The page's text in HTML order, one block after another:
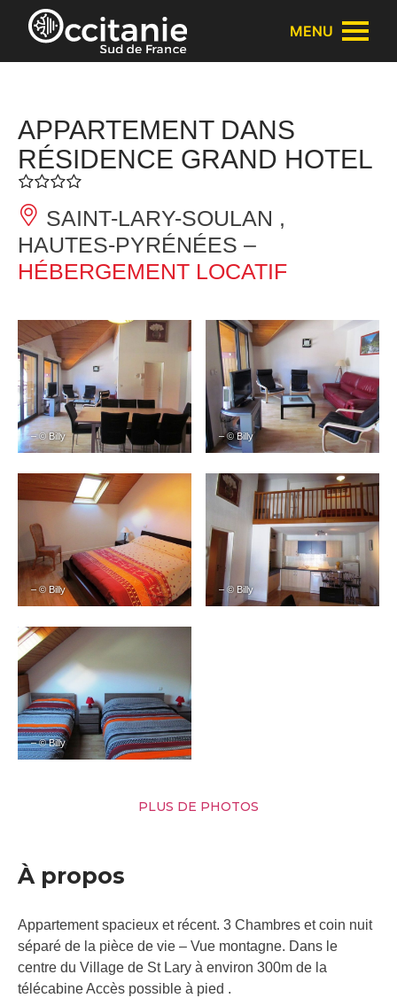
Panneau de gestion des cookies
MENU
APPARTEMENT DANS
RÉSIDENCE GRAND HOTEL
SAINT-LARY-SOULAN ,
HAUTES-PYRÉNÉES –
HÉBERGEMENT LOCATIF
– © Billy – © Billy
– © Billy – © Billy
– © Billy
PLUS DE PHOTOS
À propos
Appartement spacieux et récent. 3 Chambres et coin nuit
séparé de la pièce de vie – Vue montagne. Dans le
centre du Village de St Lary à environ 300m de la
télécabine Accès possible à pied .